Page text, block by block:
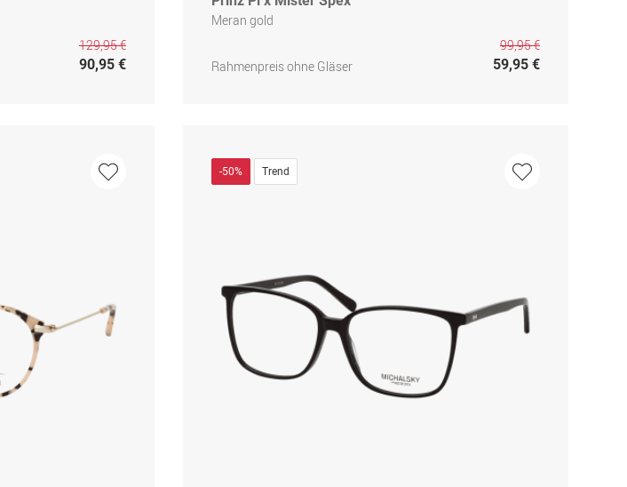
129,95 €
90,95 €
Meran gold
Rahmenpreis ohne Gläser
99,95 €
59,95 €
-50% Trend